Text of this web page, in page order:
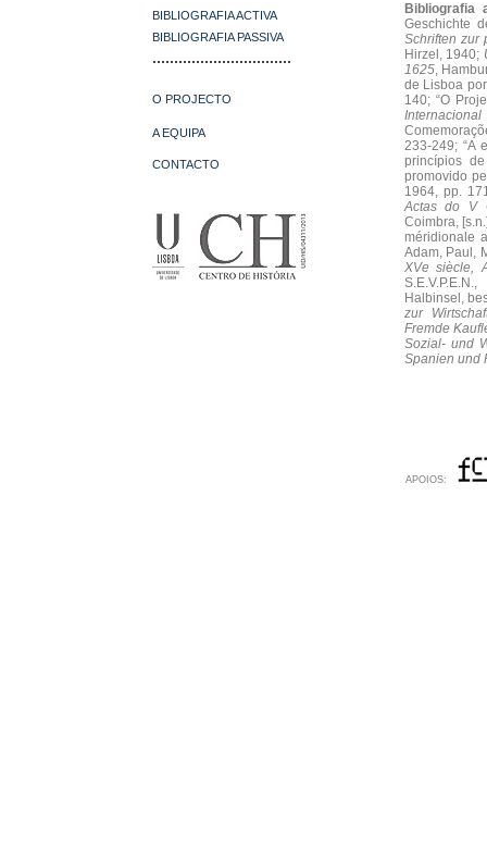
BIBLIOGRAFIA ACTIVA
BIBLIOGRAFIA PASSIVA
................................
O PROJECTO
A EQUIPA
CONTACTO
Bibliografia
Geschichte
Schriften zur
Hirzel, 1940;
1625,
de Lisboa
140; “O
233-249; “A
princípios
promovido
1964, pp.
Actas do V
Coimbra,
méridionale
Adam, Paul,
XVe siècle,
Halbinsel,
zur
Fremde
Sozial- und
Spanien und
APOIOS: